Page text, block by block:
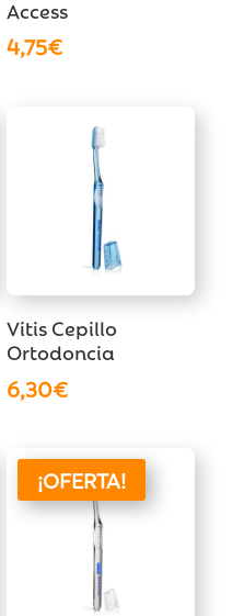
Access
4,75€
Vitis Cepillo
Ortodoncia
6,30€
¡OFERTA!